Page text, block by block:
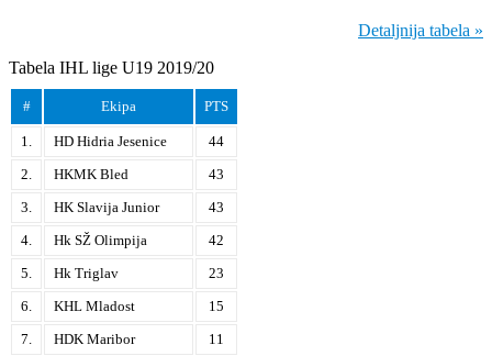
Detaljnija tabela »
Tabela IHL lige U19 2019/20
# Ekipa PTS
1. HD Hidria Jesenice
44
2.
HKMK Bled
43
3.
HK Slavija Junior
43
4.
Hk SŽ Olimpija
42
5.
Hk Triglav
23
6.
KHL Mladost
15
7.
HDK Maribor
11